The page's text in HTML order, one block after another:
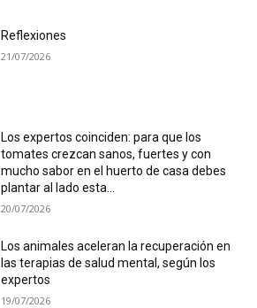
Reflexiones
21/07/2026
Los expertos coinciden: para que los
tomates crezcan sanos, fuertes y con
mucho sabor en el huerto de casa debes
plantar al lado esta...
20/07/2026
Los animales aceleran la recuperación en
las terapias de salud mental, según los
expertos
19/07/2026